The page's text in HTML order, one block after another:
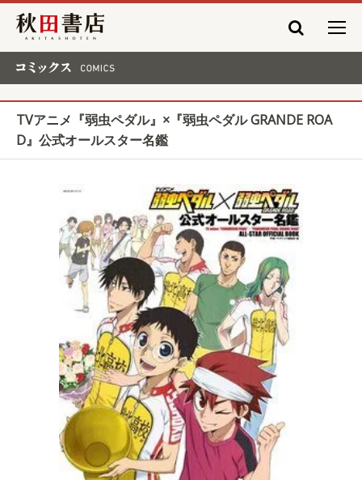
秋田書店
TVアニメ『弱虫ペダル』×『弱虫ペダル GRANDE ROA
D』公式オールスター名鑑